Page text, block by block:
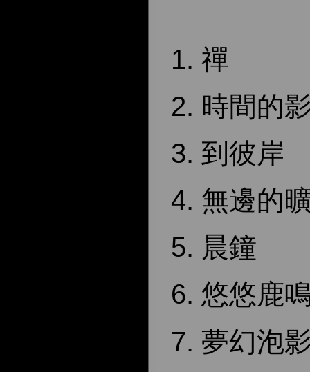
1. 禪
2. 時間的
3. 到彼岸
4. 無邊的
5. 晨鐘
6. 悠悠鹿
7. 夢幻泡